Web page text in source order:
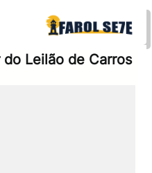
Leilão de Carros